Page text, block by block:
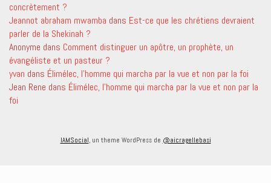
concrètement ?
Jeannot abraham mwamba dans Est-ce que les chrétiens devraient
parler de la Shekinah ?
Anonyme dans Comment distinguer un apôtre, un prophète, un
évangéliste et un pasteur ?
yvan dans Élimélec, l’homme qui marcha par la vue et non par la foi
Jean Rene dans Élimélec, l’homme qui marcha par la vue et non par la
foi
IAMSocial, un theme WordPress de @aicragellebasi